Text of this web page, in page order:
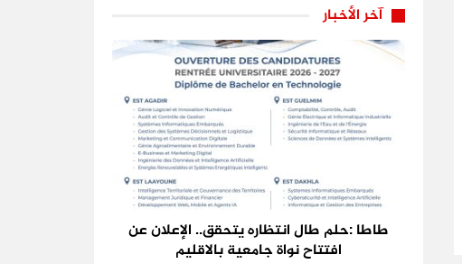
آخر الأخبار
طاطا :حلم طال انتظاره يتحقق.. الإعلان عن
افتتاح نواة جامعية بالاقليم